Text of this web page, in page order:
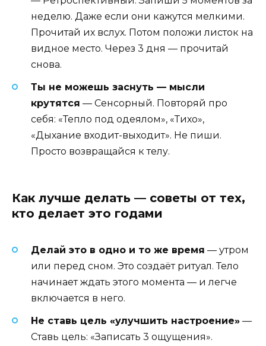
неделю. Даже если они кажутся мелкими.
Прочитай их вслух. Потом положи листок на
видное место. Через 3 дня — прочитай
снова.
Ты не можешь заснуть — мысли
крутятся — Сенсорный. Повторяй про
себя: «Тепло под одеялом», «Тихо»,
«Дыхание входит-выходит». Не пиши.
Просто возвращайся к телу.
Как лучше делать — советы от тех,
кто делает это годами
Делай это в одно и то же время — утром
или перед сном. Это создаёт ритуал. Тело
начинает ждать этого момента — и легче
включается в него.
Не ставь цель «улучшить настроение» —
Ставь цель: «Записать 3 ощущения».